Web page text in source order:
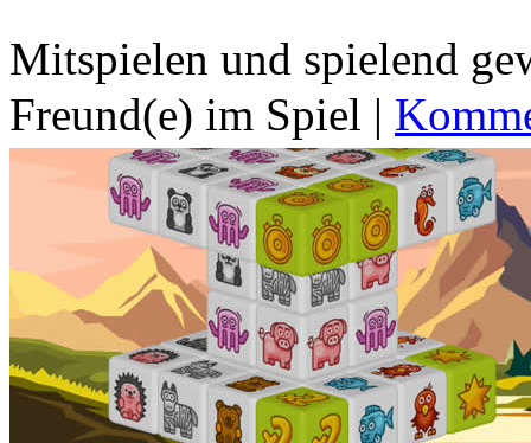
Mitspielen und spielend
Freund(e) im Spiel |